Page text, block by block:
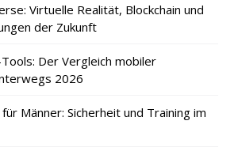
Virtuelle Realität, Blockchain und
der Zukunft
Der Vergleich mobiler
2026
Männer: Sicherheit und Training im